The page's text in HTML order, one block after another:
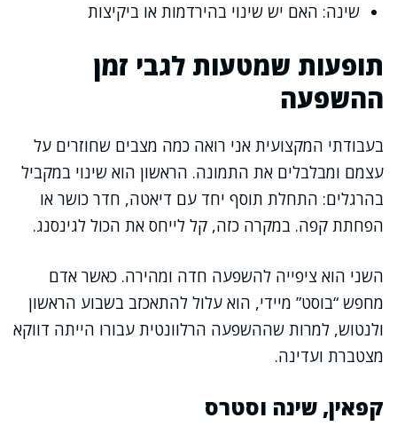
שינה: האם יש שינוי בהירדמות או ביקיצות
תופעות שמטעות לגבי זמן
ההשפעה
בעבודתי המקצועית אני רואה כמה מצבים שחוזרים על
עצמם ומבלבלים את התמונה. הראשון הוא שינוי במקביל
בהרגלים: התחלת תוסף יחד עם דיאטה, חדר כושר או
הפחתת קפה. במקרה כזה, קל לייחס את הכול לגינסנג.
השני הוא ציפייה להשפעה חדה ומהירה. כאשר אדם
מחפש “בוסט” מיידי, הוא עלול להתאכזב בשבוע הראשון
ולנטוש, למרות שההשפעה הרלוונטית עבורו הייתה דווקא
מצטברת ועדינה.
קפאין, שינה וסטרס